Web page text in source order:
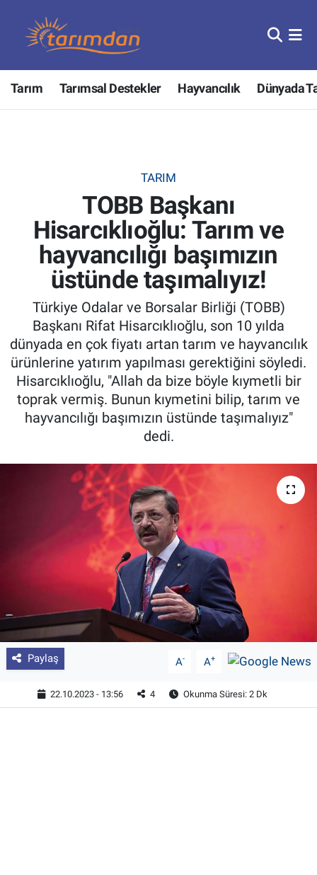
Tarım Tarımsal Destekler Hayvancılık Dünyada
TARIM
TOBB Başkanı
Hisarcıklıoğlu: Tarım ve
hayvancılığı başımızın
üstünde taşımalıyız!
Türkiye Odalar ve Borsalar Birliği (TOBB)
Başkanı Rifat Hisarcıklıoğlu, son 10 yılda
dünyada en çok fiyatı artan tarım ve hayvancılık
ürünlerine yatırım yapılması gerektiğini söyledi.
Hisarcıklıoğlu, "Allah da bize böyle kıymetli bir
toprak vermiş. Bunun kıymetini bilip, tarım ve
hayvancılığı başımızın üstünde taşımalıyız"
dedi.
Paylaş A- A+
22.10.2023 - 13:56 4 Okunma Süresi: 2 Dk
Tarım
Hayvancılık
Tarımsal Destekler
Tarım Bakanlığı
TZOB
Tarım Kredi Kooperatifleri
Pankobirlik
Et fiyatları
Tarım Bilgisi
Dünyada Tarım
Üretici Birlikleri
Şeker ve Şekerli Mamüller
Tahıllar ve Baklagiller
Tohum
Nöbetçi Eczaneler
Hava Durumu
Tüm Manşetler
Son Dakika Haberleri
Haber Arşivi